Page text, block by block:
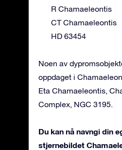
R Chamaeleontis
CT Chamaeleontis
HD 63454
Noen av
oppdaget i
Eta Chamaeleontis,
Complex, NGC 3195.
Du kan nå navngi din
stjernebildet